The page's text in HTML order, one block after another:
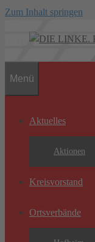
Zum Inhalt springen
Menü
Aktuelles
Aktionen
Kreisvorstand
Ortsverbände